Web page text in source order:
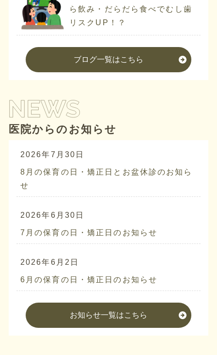
ら飲み・だらだら食べでむし歯
リスクUP！？
ブログ一覧はこちら
医院からのお知らせ
2026年7月30日
8月の保育の日・矯正日とお盆休診のお知ら
せ
2026年6月30日
7月の保育の日・矯正日のお知らせ
2026年6月2日
6月の保育の日・矯正日のお知らせ
お知らせ一覧はこちら